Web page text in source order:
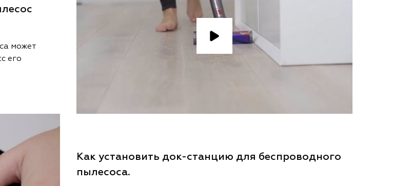
может
его
Как установить док-станцию для беспроводного
пылесоса.